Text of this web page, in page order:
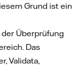
Grund ist ein
Überprüfung
Das
Validata,